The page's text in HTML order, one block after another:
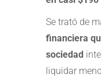
Se trató de
financiera
sociedad
liquidar